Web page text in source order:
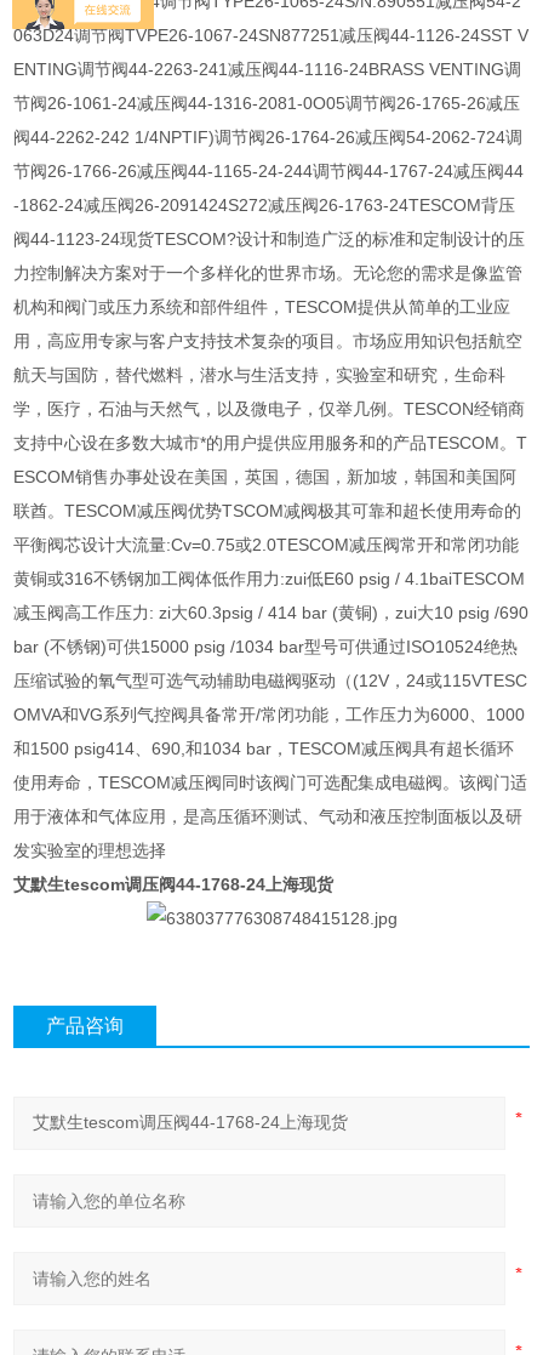
063D24调节阀TVPE26-1067-24SN877251减压阀44-1126-24SST V
ENTING调节阀44-2263-241减压阀44-1116-24BRASS VENTING调
节阀26-1061-24减压阀44-1316-2081-0O05调节阀26-1765-26减压
阀44-2262-242 1/4NPTIF)调节阀26-1764-26减压阀54-2062-724调
节阀26-1766-26减压阀44-1165-24-244调节阀44-1767-24减压阀44
-1862-24减压阀26-2091424S272减压阀26-1763-24TESCOM背压
阀44-1123-24现货TESCOM?设计和制造广泛的标准和定制设计的压
力控制解决方案对于一个多样化的世界市场。无论您的需求是像监管
机构和阀门或压力系统和部件组件，TESCOM提供从简单的工业应
用，高应用专家与客户支持技术复杂的项目。市场应用知识包括航空
航天与国防，替代燃料，潜水与生活支持，实验室和研究，生命科
学，医疗，石油与天然气，以及微电子，仅举几例。TESCON经销商
支持中心设在多数大城市*的用户提供应用服务和的产品TESCOM。T
ESCOM销售办事处设在美国，英国，德国，新加坡，韩国和美国阿
联酋。TESCOM减压阀优势TSCOM减阀极其可靠和超长使用寿命的
平衡阀芯设计大流量:Cv=0.75或2.0TESCOM减压阀常开和常闭功能
黄铜或316不锈钢加工阀体低作用力:zui低E60 psig / 4.1baiTESCOM
减玉阀高工作压力: zi大60.3psig / 414 bar (黄铜)，zui大10 psig /690
bar (不锈钢)可供15000 psig /1034 bar型号可供通过ISO10524绝热
压缩试验的氧气型可选气动辅助电磁阀驱动（(12V，24或115VTESC
OMVA和VG系列气控阀具备常开/常闭功能，工作压力为6000、1000
和1500 psig414、690,和1034 bar，TESCOM减压阀具有超长循环
使用寿命，TESCOM减压阀同时该阀门可选配集成电磁阀。该阀门适
用于液体和气体应用，是高压循环测试、气动和液压控制面板以及研
发实验室的理想选择
艾默生tescom调压阀44-1768-24上海现货
产品咨询